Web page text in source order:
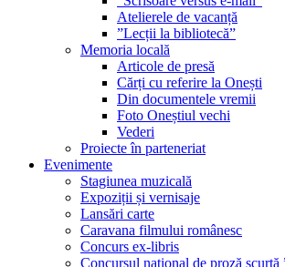
Atelierele de vacanță
”Lecții la bibliotecă”
Memoria locală
Articole de presă
Cărți cu referire la Onești
Din documentele vremii
Foto Oneștiul vechi
Vederi
Proiecte în parteneriat
Evenimente
Stagiunea muzicală
Expoziții și vernisaje
Lansări carte
Caravana filmului românesc
Concurs ex-libris
Concursul național de proză scurtă